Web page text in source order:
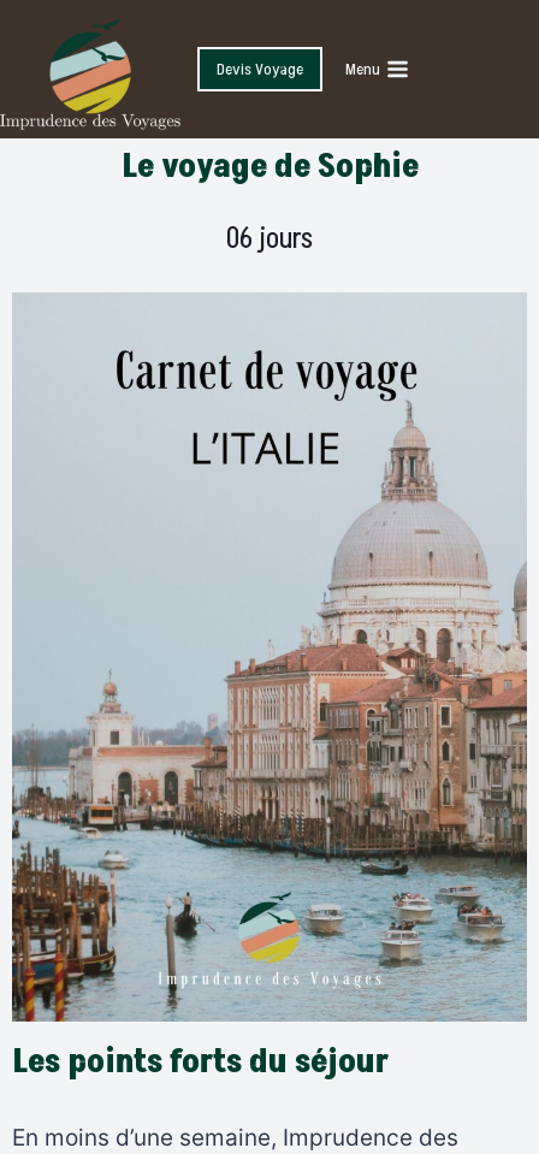
Devis Voyage Menu
Le voyage de Sophie
06 jours
Les points forts du séjour
En moins d’une semaine, Imprudence des